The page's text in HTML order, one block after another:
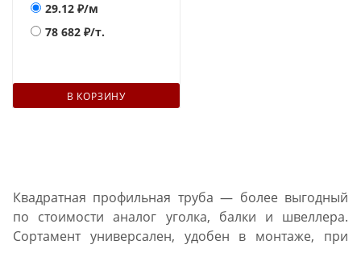
29.12 ₽/м
78 682 ₽/т.
В КОРЗИНУ
Квадратная профильная труба — более выгодный
по стоимости аналог уголка, балки и швеллера.
Сортамент универсален, удобен в монтаже, при